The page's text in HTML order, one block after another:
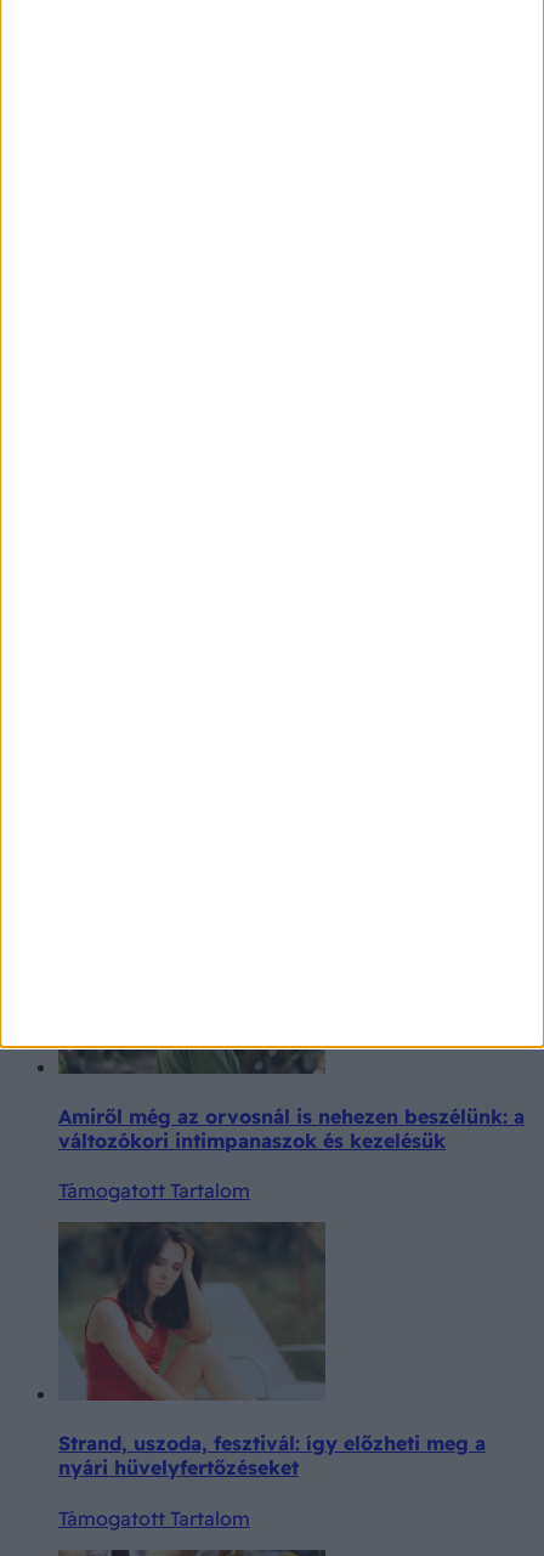
Amiről még az orvosnál is nehezen beszélünk: a
változókori intimpanaszok és kezelésük
Támogatott Tartalom
Strand, uszoda, fesztivál: így előzheti meg a
nyári hüvelyfertőzéseket
Támogatott Tartalom